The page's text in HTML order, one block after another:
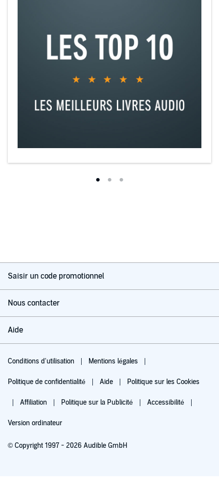
Saisir un code promotionnel
Nous contacter
Aide
Conditions d'utilisation Mentions légales
Politique de confidentialité Aide Politique sur les Cookies
Affiliation Politique sur la Publicité Accessibilité
Version ordinateur
© Copyright 1997 - 2026 Audible GmbH